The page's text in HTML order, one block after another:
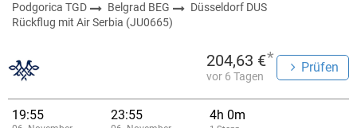
Podgorica TGD Belgrad BEG
Düsseldorf DUS
Rückflug mit Air Serbia (JU0665)
204,63 €*
vor 6 Tagen
Prüfen
19:55 23:55 4h 0m